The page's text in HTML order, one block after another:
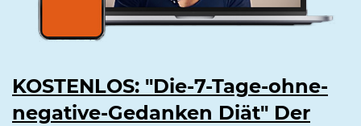
KOSTENLOS: "Die-7-Tage-ohne-
negative-Gedanken Diät" Der